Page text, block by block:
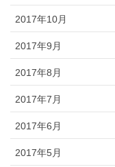
2017年10月
2017年9月
2017年8月
2017年7月
2017年6月
2017年5月